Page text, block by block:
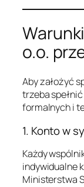
o.o.
Aby założyć
trzeba
formalnych i
1. Konto w
Każdy
indywidualne
Ministerstwa